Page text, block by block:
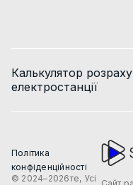
Калькулятор
електростанції
Політика
конфіденційності
© 2024–2026те, Усі